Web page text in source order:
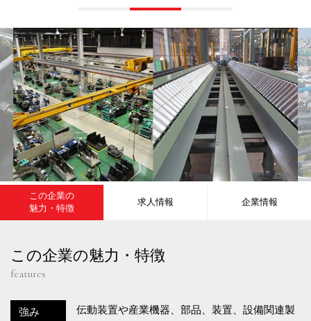
この企業の
魅力・特徴
求人情報 企業情報
この企業の魅力・特徴
features
強み
伝動装置や産業機器、部品、装置、設備関連製